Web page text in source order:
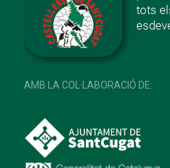
tots
AMB LA COL·LABORACIÓ DE: